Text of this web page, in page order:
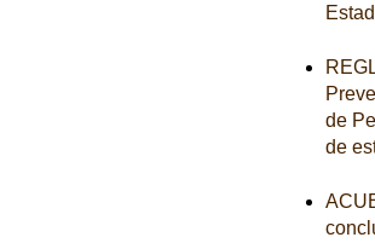
de
de